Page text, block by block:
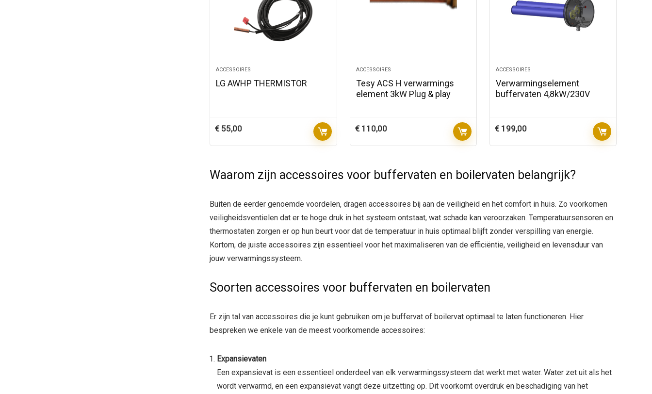
ACCESSOIRES
LG AWHP THERMISTOR
€ 55,00
ACCESSOIRES
Tesy ACS H verwarmings
element 3kW Plug & play
€110,00
ACCESSOIRES
Verwarmingselement
buffervaten 4,8kW/230V
€ 199,00
Waarom zijn accessoires voor buffervaten en boilervaten belangrijk?
Buiten de eerder genoemde voordelen, dragen accessoires bij aan de veiligheid en het comfort in huis. Zo voorkomen
veiligheidsventielen dat er te hoge druk in het systeem ontstaat, wat schade kan veroorzaken. Temperatuursensoren en
thermostaten zorgen er op hun beurt voor dat de temperatuur in huis optimaal blijft zonder verspilling van energie.
Kortom, de juiste accessoires zijn essentieel voor het maximaliseren van de efficiëntie, veiligheid en levensduur van
jouw verwarmingssysteem.
Soorten accessoires voor buffervaten en boilervaten
Er zijn tal van accessoires die je kunt gebruiken om je buffervat of boilervat optimaal te laten functioneren. Hier
bespreken we enkele van de meest voorkomende accessoires:
Expansievaten
Een expansievat is een essentieel onderdeel van elk verwarmingssysteem dat werkt met water. Water zet uit als het
wordt verwarmd, en een expansievat vangt deze uitzetting op. Dit voorkomt overdruk en beschadiging van het